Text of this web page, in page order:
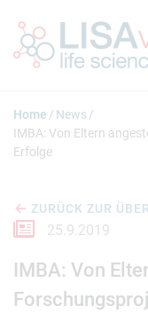
Home
News
IMBA: Von Eltern
Erfolge
ZURÜCK ZUR
25.9.2019
IMBA: Von